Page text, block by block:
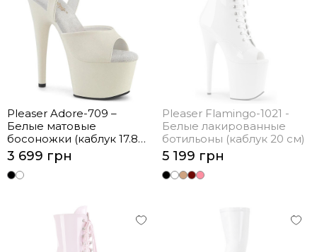
Pleaser Adore-709 –
Белые матовые
босоножки (каблук 17.8
см)
3 699 грн
Pleaser Flamingo-1021 -
Белые лакированные
ботильоны (каблук 20 см)
5 199 грн